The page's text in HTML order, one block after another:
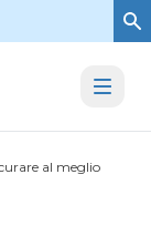
al meglio